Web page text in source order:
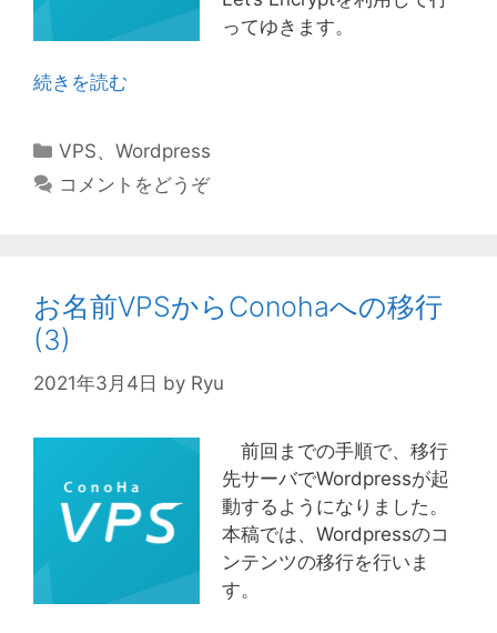
ってゆきます。
続きを読む
カ
テ
VPS、Wordpress
コメントをどうぞ
お名前VPSからConohaへの移行
(3)
2021年3月4日 by Ryu
前回までの手順で、移行
先サーバでWordpressが起
動するようになりました。
本稿では、Wordpressのコ
ンテンツの移行を行いま
す。